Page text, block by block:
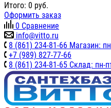
Итого: 0 руб.
Оформить заказ
0 Сравнение
info@vitto.ru
8 (861) 234-81-66 Магазин:
+7 (989) 827-77-66
8 (861) 234-81-65 Склад: пн-